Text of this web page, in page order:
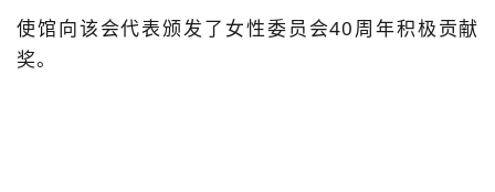
使馆向该会代表颁发了女性委员会40周年积极贡献
奖。